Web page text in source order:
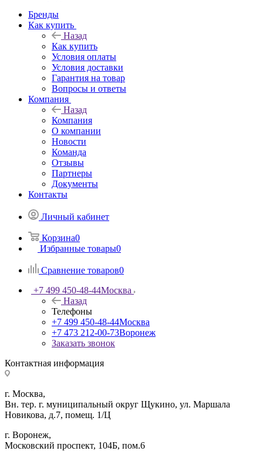
Бренды
Как купить
Назад
Как купить
Условия оплаты
Условия доставки
Гарантия на товар
Вопросы и ответы
Компания
Назад
Компания
О компании
Новости
Команда
Отзывы
Партнеры
Документы
Контакты
Личный кабинет
Корзина0
Избранные товары0
Сравнение товаров0
+7 499 450-48-44Москва
Назад
Телефоны
+7 499 450-48-44Москва
+7 473 212-00-73Воронеж
Заказать звонок
Контактная информация
г. Москва,
Вн. тер. г. муниципальный округ Щукино, ул. Маршала
Новикова, д.7, помещ. 1/Ц
г. Воронеж,
​Московский проспект, 104Б, пом.6